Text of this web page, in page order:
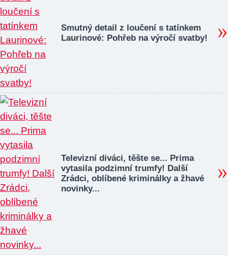
Smutný detail z loučení s tatínkem
Laurinové: Pohřeb na výročí svatby!
Televizní diváci, těšte se... Prima
vytasila podzimní trumfy! Další
Zrádci, oblíbené kriminálky a žhavé
novinky...